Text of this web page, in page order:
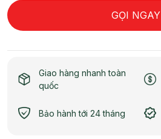
GỌI NGAY
Giao hàng nhanh toàn
quốc
Bảo hành tới 24 tháng